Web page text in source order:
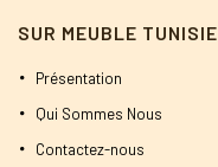
SUR MEUBLE TUNISIE
Présentation
Qui Sommes Nous
Contactez-nous